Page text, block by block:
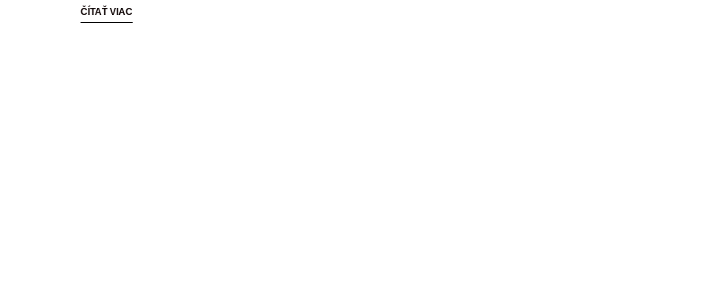
ČÍTAŤ VIAC